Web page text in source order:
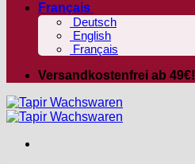
Français
Deutsch
English
Français
Versandkostenfrei ab 49€!